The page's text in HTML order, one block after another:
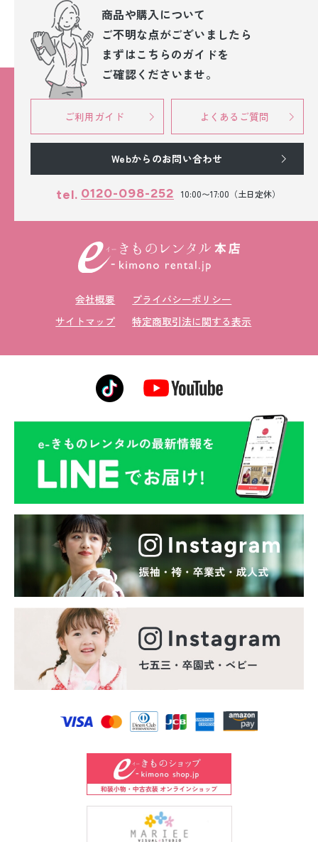
商品や購入について
ご不明な点がございましたら
まずはこちらのガイドを
ご確認くださいませ。
ご利用ガイド よくあるご質問
Webからのお問い合わせ
tel. 0120-098-252 10:00〜17:00（土日定休）
会社概要
プライバシーポリシー
サイトマップ
特定商取引法に関する表示